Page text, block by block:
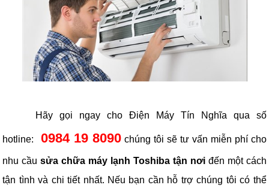
Hãy gọi ngay cho Điện Máy Tín Nghĩa qua số
hotline: 0984 19 8090 chúng tôi sẽ tư vấn miễn phí cho
nhu cầusửa chữa máy lạnh Toshiba tận nơiđến một cách
tận tình và chi tiết nhất. Nếu bạn cần hỗ trợ chúng tôi có thể